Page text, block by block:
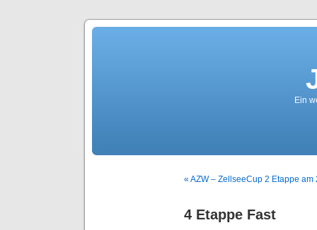
Ein
« AZW – ZellseeCup 2 Etappe am
4 Etappe Fast